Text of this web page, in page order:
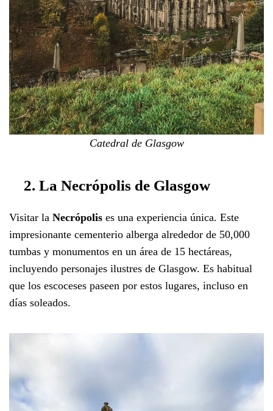
Catedral de Glasgow
2. La Necrópolis de Glasgow
Visitar la Necrópolis es una experiencia única. Este
impresionante cementerio alberga alrededor de 50,000
tumbas y monumentos en un área de 15 hectáreas,
incluyendo personajes ilustres de Glasgow. Es habitual
que los escoceses paseen por estos lugares, incluso en
días soleados.